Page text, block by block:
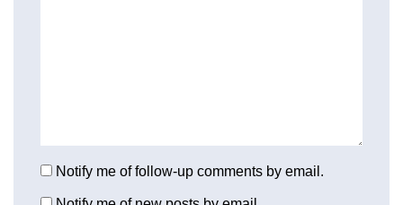
Notify me of follow-up comments by email.